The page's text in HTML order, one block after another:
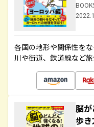
各国の地形や関係性を
川や街道、鉄道線など
脳
歩